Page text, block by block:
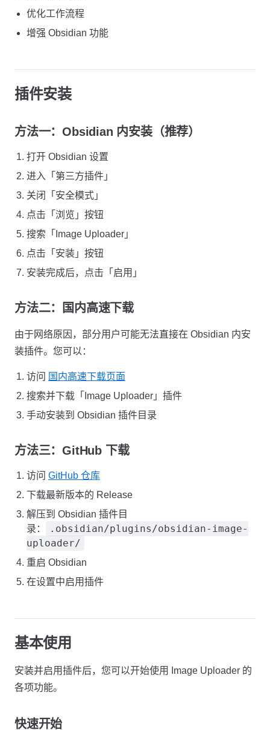
优化工作流程
增强 Obsidian 功能
插件安装
方法一：Obsidian 内安装（推荐）
打开 Obsidian 设置
进入「第三方插件」
关闭「安全模式」
点击「浏览」按钮
搜索「Image Uploader」
点击「安装」按钮
安装完成后，点击「启用」
方法二：国内高速下载
由于网络原因，部分用户可能无法直接在 Obsidian 内安
装插件。您可以：
访问 国内高速下载页面
搜索并下载「Image Uploader」插件
手动安装到 Obsidian 插件目录
方法三：GitHub 下载
访问 GitHub 仓库
下载最新版本的 Release
解压到 Obsidian 插件目
录：
.obsidian/plugins/obsidian-image-
uploader/
重启 Obsidian
在设置中启用插件
基本使用
安装并启用插件后，您可以开始使用 Image Uploader 的
各项功能。
快速开始